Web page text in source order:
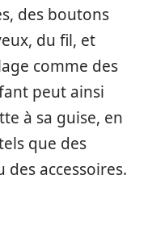
des boutons
du fil, et
comme des
peut ainsi
à sa guise, en
que des
des accessoires.